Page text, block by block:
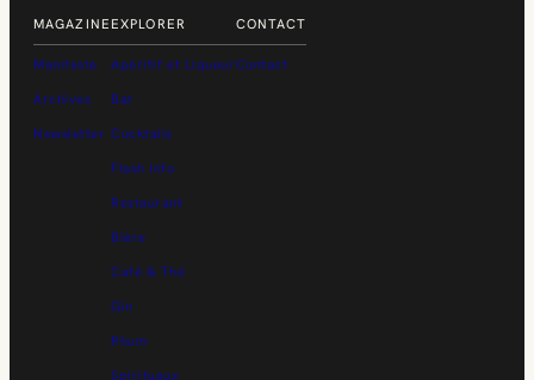
MAGAZINE
Manifeste
Archives
Newsletter
EXPLORER
Apéritif et Liqueur
Bar
Cocktails
Flash Info
Restaurant
Bière
Café & Thé
Gin
Rhum
Spiritueux
CONTACT
Contact